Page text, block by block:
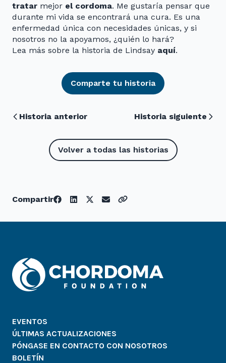
tratar mejor el cordoma. Me gustaría pensar que
durante mi vida se encontrará una cura. Es una
enfermedad única con necesidades únicas, y si
nosotros no la apoyamos, ¿quién lo hará?
Lea más sobre la historia de Lindsay aquí.
Comparte tu historia
Historia anterior Historia siguiente
Volver a todas las historias
Compartir
EVENTOS
ÚLTIMAS ACTUALIZACIONES
PÓNGASE EN CONTACTO CON NOSOTROS
BOLETÍN